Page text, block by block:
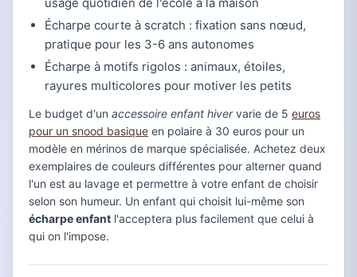
Écharpe courte à scratch : fixation sans nœud,
pratique pour les 3-6 ans autonomes
Écharpe à motifs rigolos : animaux, étoiles,
rayures multicolores pour motiver les petits
Le budget d'un accessoire enfant hivervarie de 5 euros
pour un snood basique en polaire à 30 euros pour un
modèle en mérinos de marque spécialisée. Achetez deux
exemplaires de couleurs différentes pour alterner quand
l'un est au lavage et permettre à votre enfant de choisir
selon son humeur. Un enfant qui choisit lui-même son
écharpe enfant l'acceptera plus facilement que celui à
qui on l'impose.